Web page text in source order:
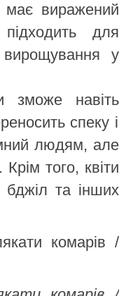
виражений
для
вирощування у
зможе навіть
спеку і
людям, але
того, квіти
та інших